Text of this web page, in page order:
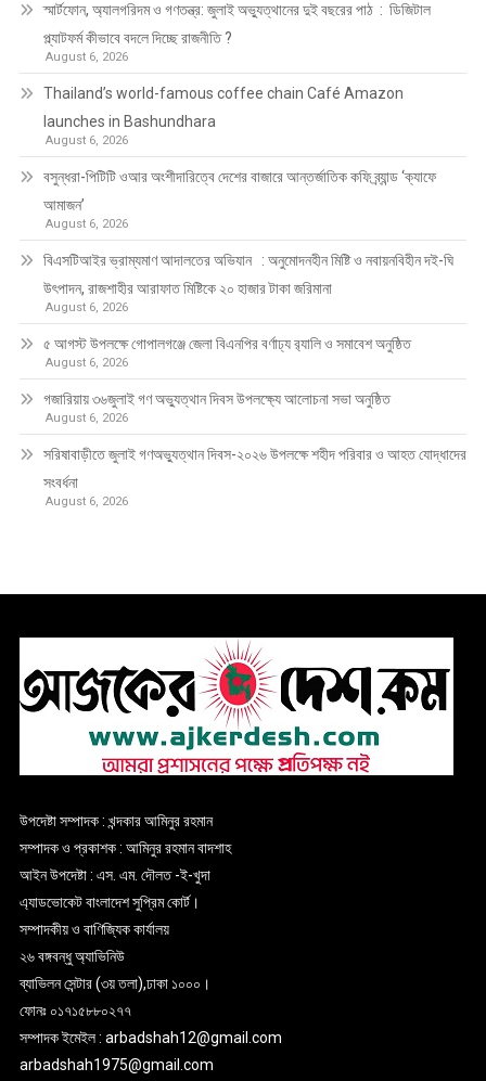
স্মার্টফোন, অ্যালগরিদম ও গণতন্ত্র: জুলাই অভ্যুত্থানের দুই বছরের পাঠ : ডিজিটাল
প্ল্যাটফর্ম কীভাবে বদলে দিচ্ছে রাজনীতি ?
August 6, 2026
Thailand’s world-famous coffee chain Café Amazon
launches in Bashundhara
August 6, 2026
বসুন্ধরা-পিটিটি ওআর অংশীদারিত্বে দেশের বাজারে আন্তর্জাতিক কফি ব্র্যান্ড ‘ক্যাফে
আমাজন’
August 6, 2026
বিএসটিআইর ভ্রাম্যমাণ আদালতের অভিযান : অনুমোদনহীন মিষ্টি ও নবায়নবিহীন দই-ঘি
উৎপাদন, রাজশাহীর আরাফাত মিষ্টিকে ২০ হাজার টাকা জরিমানা
August 6, 2026
৫ আগস্ট উপলক্ষে গোপালগঞ্জে জেলা বিএনপির বর্ণাঢ্য র‍্যালি ও সমাবেশ অনুষ্ঠিত
August 6, 2026
গজারিয়ায় ৩৬জুলাই গণ অভ্যুত্থান দিবস উপলক্ষ্যে আলোচনা সভা অনুষ্ঠিত
August 6, 2026
সরিষাবাড়ীতে জুলাই গণঅভ্যুত্থান দিবস-২০২৬ উপলক্ষে শহীদ পরিবার ও আহত যোদ্ধাদের
সংবর্ধনা
August 6, 2026
উপদেষ্টা সম্পাদক : খন্দকার আমিনুর রহমান
সম্পাদক ও প্রকাশক : আমিনুর রহমান বাদশাহ
আইন উপদেষ্টা : এস. এম. দৌলত -ই-খুদা
এ্যাডভোকেট বাংলাদেশ সুপ্রিম কোর্ট।
সম্পাদকীয় ও বাণিজ্যিক কার্যালয়
২৬ বঙ্গবন্ধু অ্যাভিনিউ
ব্যাভিলন সেন্টার (৩য় তলা),ঢাকা ১০০০।
ফোনঃ ০১৭১৫৮৮০২৭৭
সম্পাদক ইমেইল : arbadshah12@gmail.com
arbadshah1975@gmail.com